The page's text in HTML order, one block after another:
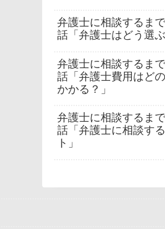
弁護士に相談するま
話「弁護士はどう選ぶ
弁護士に相談するま
話「弁護士費用はど
かかる？」
弁護士に相談するま
話「弁護士に相談す
ト」